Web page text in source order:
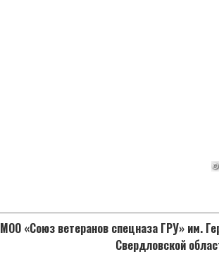
МОО «Союз ветеранов спецназа ГРУ» им.
Свердловской